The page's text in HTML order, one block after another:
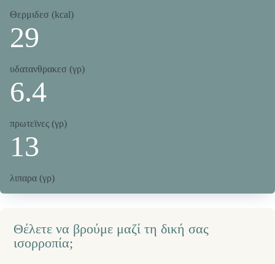
Θερμιδεσ (kcal)
29
υδατανθρακεσ (γρ)
6.4
πρωτεϊνες (γρ)
13
λιπαρα (γρ)
Θέλετε να βρούμε μαζί τη δική σας
ισορροπία;